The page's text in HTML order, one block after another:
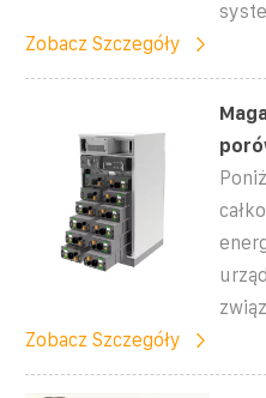
Zobacz Szczegóły
Zobacz Szczegóły